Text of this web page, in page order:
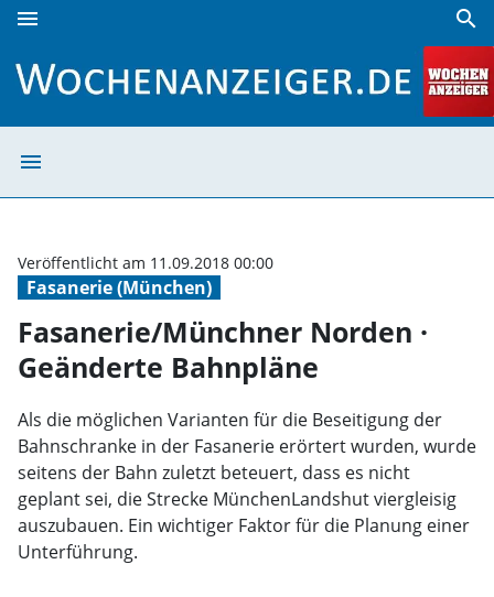
menu search
menu
Fasanerie (München)
Veröffentlicht am 11.09.2018 00:00
Fasanerie/Münchner Norden ·
Geänderte Bahnpläne
Als die möglichen Varianten für die Beseitigung der
Bahnschranke in der Fasanerie erörtert wurden, wurde
seitens der Bahn zuletzt beteuert, dass es nicht
geplant sei, die Strecke MünchenLandshut viergleisig
auszubauen. Ein wichtiger Faktor für die Planung einer
Unterführung.